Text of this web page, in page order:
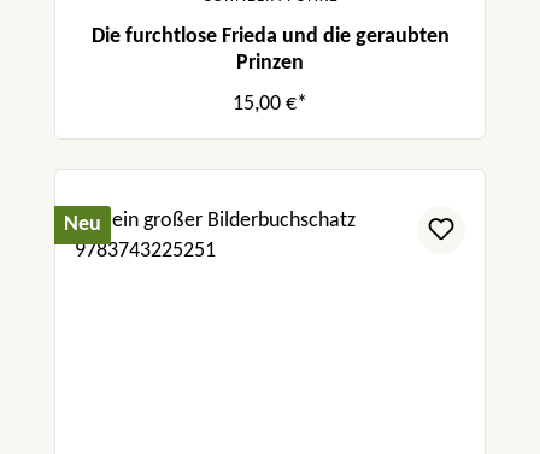
Die furchtlose Frieda und die geraubten
Prinzen
15,00 €*
Neu